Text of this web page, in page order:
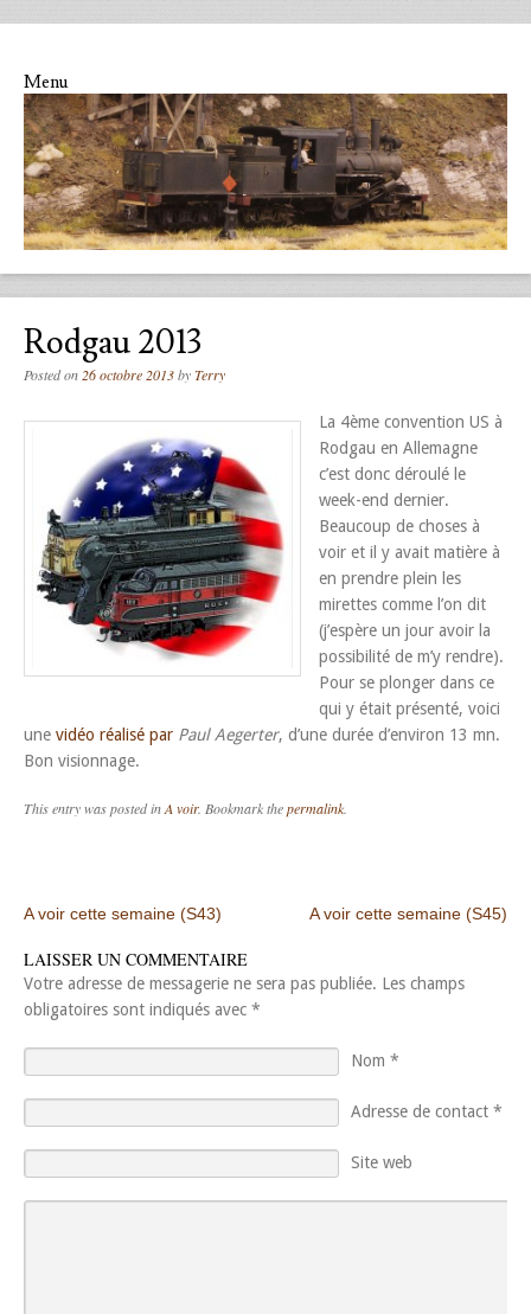
Menu
Skip to content
Rodgau 2013
Posted on 26 octobre 2013byTerry
La 4ème convention US à
Rodgau en Allemagne
c’est donc déroulé le
week-end dernier.
Beaucoup de choses à
voir et il y avait matière à
en prendre plein les
mirettes comme l’on dit
(j’espère un jour avoir la
possibilité de m’y rendre).
Pour se plonger dans ce
qui y était présenté, voici
une vidéo réalisé par Paul Aegerter, d’une durée d’environ 13 mn.
Bon visionnage.
This entry was posted inA voir. Bookmark thepermalink
Post navigation
A voir cette semaine (S43) A voir cette semaine (S45)
LAISSER UN COMMENTAIRE
Votre adresse de messagerie ne sera pas publiée. Les champs
obligatoires sont indiqués avec *
Nom *
Adresse de contact *
Site web